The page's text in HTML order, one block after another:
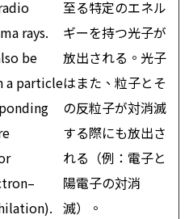
rays.
be
a particle
至る特定のエネル
ギーを持つ光子が
放出される。光子
はまた、粒子とそ
の反粒子が対消滅
する際にも放出さ
れる（例：電子と
陽電子の対消
滅）。